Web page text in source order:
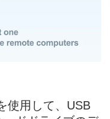
使用して、USB